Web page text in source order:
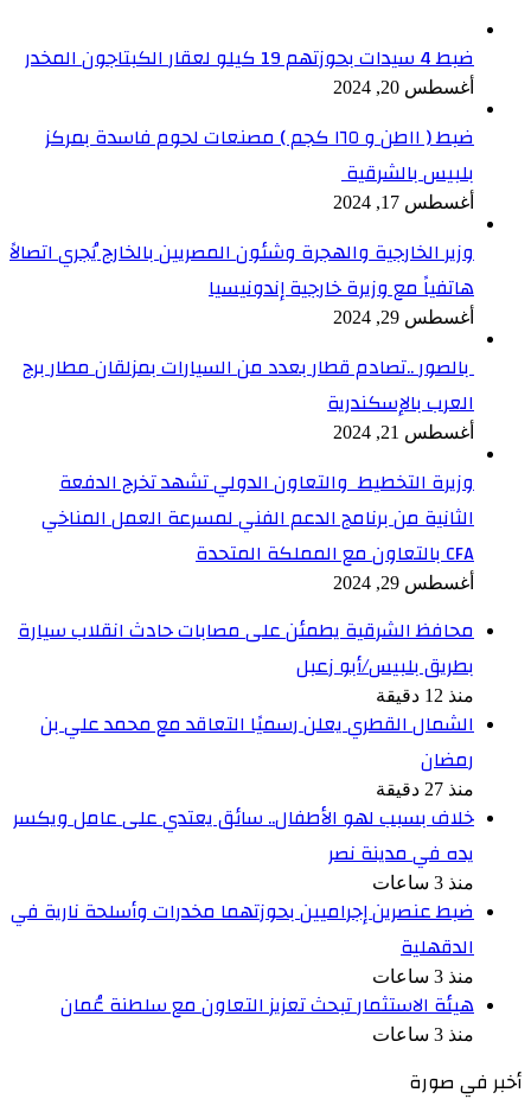
ضبط 4 سيدات بحوزتهم 19 كيلو لعقار الكبتاجون المخدر
أغسطس 20, 2024
ضبط ( ١١طن و ١٦٥ كجم ) مصنعات لحوم فاسدة بمركز
بلبيس بالشرقية
أغسطس 17, 2024
وزير الخارجية والهجرة وشئون المصريين بالخارج يُجري اتصالاً
هاتفياً مع وزيرة خارجية إندونيسيا
أغسطس 29, 2024
بالصور ..تصادم قطار بعدد من السيارات بمزلقان مطار برج
العرب بالإسكندرية
أغسطس 21, 2024
وزيرة التخطيط والتعاون الدولي تشهد تخرج الدفعة
الثانية من برنامج الدعم الفني لمسرعة العمل المناخي
CFA بالتعاون مع المملكة المتحدة
أغسطس 29, 2024
محافظ الشرقية يطمئن على مصابات حادث انقلاب سيارة
بطريق بلبيس/أبو زعبل
منذ 12 دقيقة
الشمال القطري يعلن رسميًا التعاقد مع محمد علي بن
رمضان
منذ 27 دقيقة
خلاف بسبب لهو الأطفال.. سائق يعتدي على عامل ويكسر
يده في مدينة نصر
منذ 3 ساعات
ضبط عنصرين إجراميين بحوزتهما مخدرات وأسلحة نارية في
الدقهلية
منذ 3 ساعات
هيئة الاستثمار تبحث تعزيز التعاون مع سلطنة عُمان
منذ 3 ساعات
أخبر في صورة